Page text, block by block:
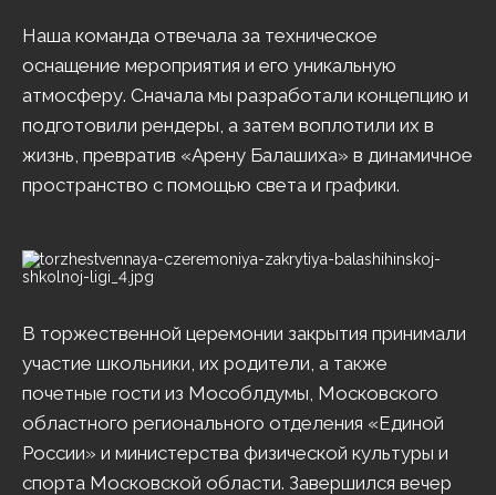
Наша команда отвечала за техническое
оснащение мероприятия и его уникальную
атмосферу. Сначала мы разработали концепцию и
подготовили рендеры, а затем воплотили их в
жизнь, превратив «Арену Балашиха» в динамичное
пространство с помощью света и графики.
В торжественной церемонии закрытия принимали
участие школьники, их родители, а также
почетные гости из Мособлдумы, Московского
областного регионального отделения «Единой
России» и министерства физической культуры и
спорта Московской области. Завершился вечер